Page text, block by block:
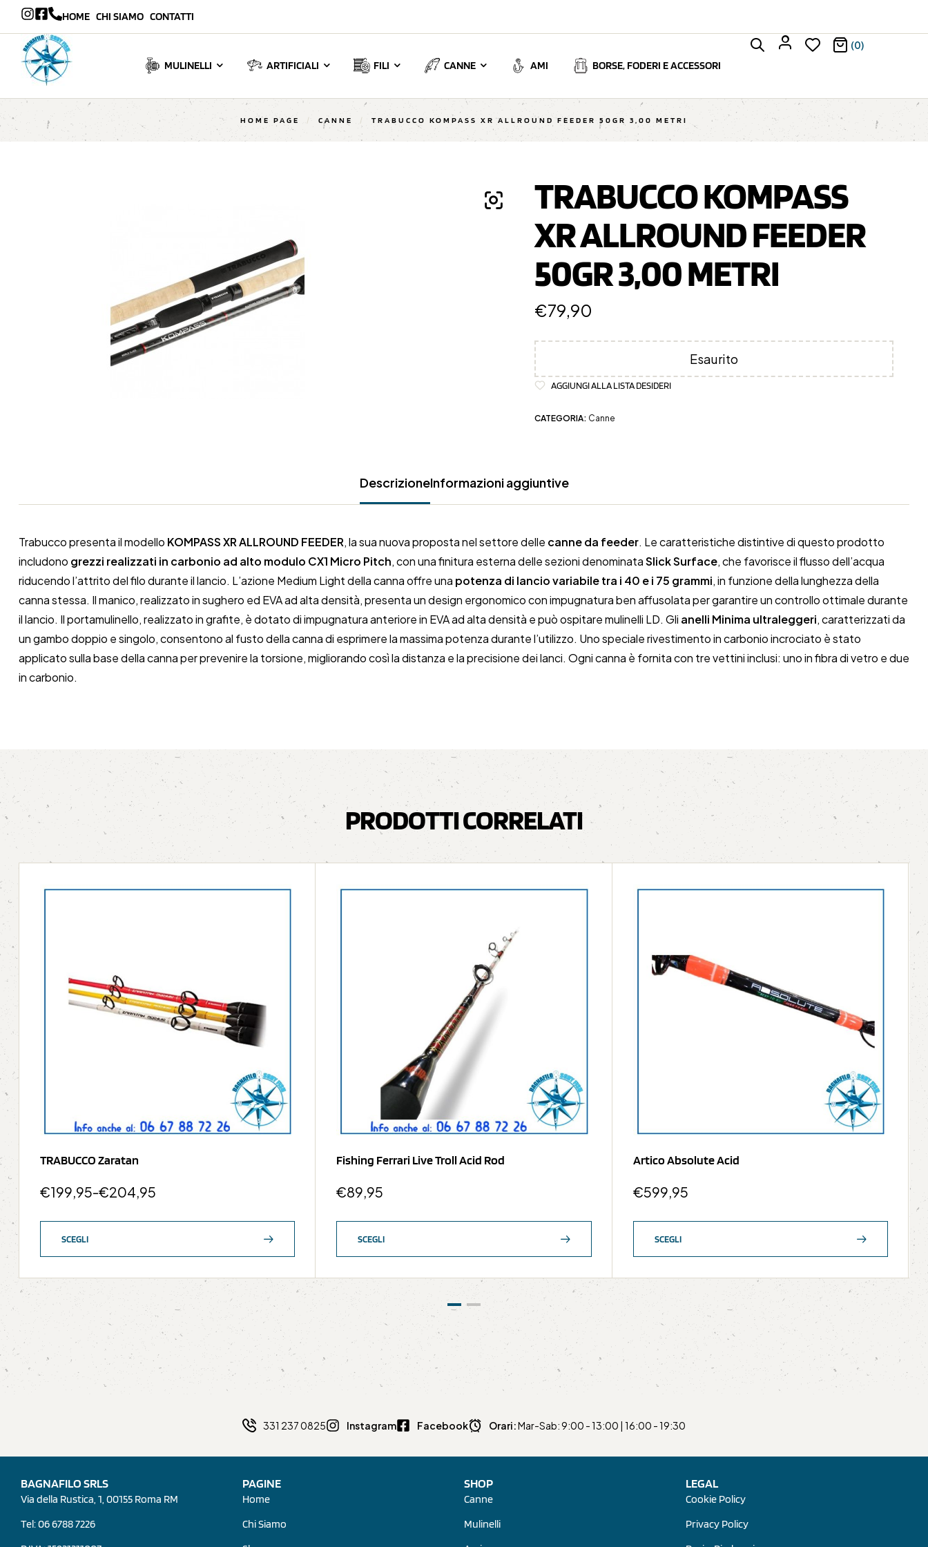
HOME CHI SIAMO CONTATTI
MULINELLI ARTIFICIALI FILI CANNE AMI BORSE, FODERI E ACCESSORI
(0)
HOME PAGE / CANNE / TRABUCCO KOMPASS XR ALLROUND FEEDER 50GR 3,00 METRI
TRABUCCO KOMPASS
XR ALLROUND FEEDER
50GR 3,00 METRI
€79,90
Esaurito
AGGIUNGI ALLA LISTA DESIDERI
CATEGORIA: Canne
DescrizioneInformazioni aggiuntive
Trabucco presenta il modello KOMPASS XR ALLROUND FEEDER, la sua nuova proposta nel settore delle canne da feeder. Le caratteristiche distintive di questo prodotto
includono grezzi realizzati in carbonio ad alto modulo CX1 Micro Pitch, con una finitura esterna delle sezioni denominataSlick Surface, che favorisce il flusso dell’acqua
riducendo l’attrito del filo durante il lancio. L’azione Medium Light della canna offre una potenza di lancio variabile tra i 40 e i 75 grammi, in funzione della lunghezza della
canna stessa. Il manico, realizzato in sughero ed EVA ad alta densità, presenta un design ergonomico con impugnatura ben affusolata per garantire un controllo ottimale durante
il lancio. Il portamulinello, realizzato in grafite, è dotato di impugnatura anteriore in EVA ad alta densità e può ospitare mulinelli LD. Gli anelli Minima ultraleggeri, caratterizzati da
un gambo doppio e singolo, consentono al fusto della canna di esprimere la massima potenza durante l’utilizzo. Uno speciale rivestimento in carbonio incrociato è stato
applicato sulla base della canna per prevenire la torsione, migliorando così la distanza e la precisione dei lanci. Ogni canna è fornita con tre vettini inclusi: uno in fibra di vetro e due
in carbonio.
PRODOTTI CORRELATI
TRABUCCO Zaratan
€199,95-€204,95
SCEGLI
Fishing Ferrari Live Troll Acid Rod
€89,95
SCEGLI
Artico Absolute Acid
€599,95
SCEGLI
331 237 0825 Instagram Facebook Orari:Mar-Sab: 9:00 - 13:00 | 16:00 - 19:30
BAGNAFILO SRLS
Via della Rustica, 1, 00155 Roma RM
Tel: 06 6788 7226
PAGINE
Home
Chi Siamo
SHOP
Canne
Mulinelli
LEGAL
Cookie Policy
Privacy Policy